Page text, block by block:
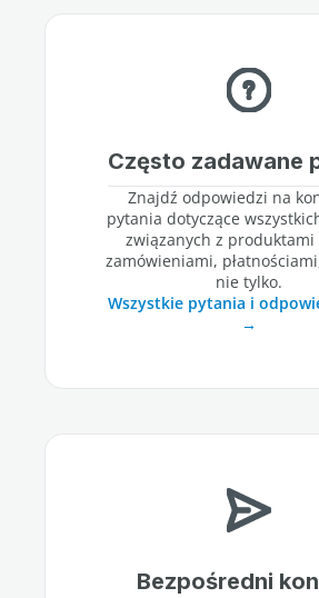
Często zadawane
Znajdź odpowiedzi na
pytania dotyczące
związanych z produktami
zamówieniami,
nie tylko.
Wszystkie pytania i
Bezpośredni